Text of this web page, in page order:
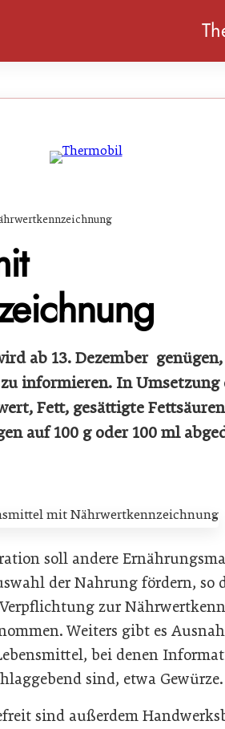
ab 13. Dezember
informieren. In Umsetzung
Fett, gesättigte
auf 100 g oder 100 ml
soll andere
der Nahrung fördern, so
zur
Weiters gibt es
bei denen
sind, etwa Gewürze.
sind außerdem